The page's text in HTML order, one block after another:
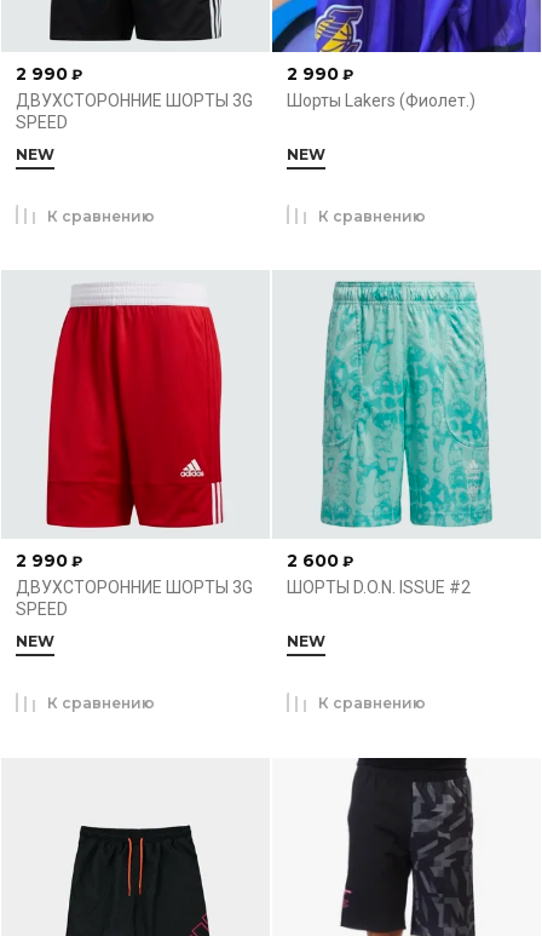
2 990 ₽
ДВУХСТОРОННИЕ ШОРТЫ 3G
SPEED
NEW
К сравнению
2 990 ₽
Шорты Lakers (Фиолет.)
NEW
К сравнению
2 990 ₽
ДВУХСТОРОННИЕ ШОРТЫ 3G
SPEED
NEW
К сравнению
2 600 ₽
ШОРТЫ D.O.N. ISSUE #2
NEW
К сравнению